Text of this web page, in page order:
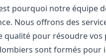
pourquoi notre équipe
Nous offrons des
qualité pour résoudre
sont formés